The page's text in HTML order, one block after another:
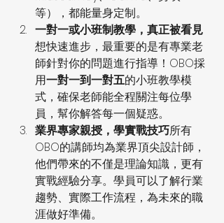
等），都能量身定制。
一對一或小班制教學，真正被看見
想快速進步，最重要的是有專業老
師針對你的問題進行指導！OBO採
用一對一到一對五的小班教學模
式，確保老師能全程關注每位學
員，幫你解答每一個疑惑。
業界專家親授，學實戰技巧所有
OBO的講師均為業界頂尖設計師，
他們帶來的不僅是理論知識，更有
實戰經驗分享。學員可以了解行業
趨勢、實際工作流程，為未來的職
涯做好準備。